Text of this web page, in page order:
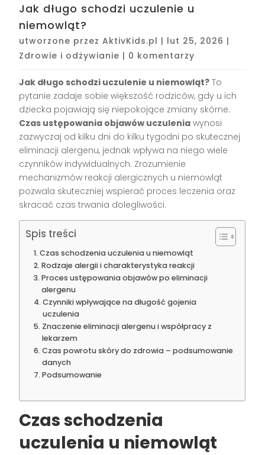
Jak długo schodzi uczulenie u
niemowląt?
utworzone przezAktivKids.pl | lut 25, 2026 |
Zdrowie i odżywianie | 0 komentarzy
Jak długo schodzi uczulenie u niemowląt? To
pytanie zadaje sobie większość rodziców, gdy u ich
dziecka pojawiają się niepokojące zmiany skórne.
Czas ustępowania objawów uczulenia wynosi
zazwyczaj od kilku dni do kilku tygodni po skutecznej
eliminacji alergenu, jednak wpływa na niego wiele
czynników indywidualnych. Zrozumienie
mechanizmów reakcji alergicznych u niemowląt
pozwala skuteczniej wspierać proces leczenia oraz
skracać czas trwania dolegliwości.
Spis treści
Czas schodzenia uczulenia u niemowląt
Rodzaje alergii i charakterystyka reakcji
Proces ustępowania objawów po eliminacji
alergenu
Czynniki wpływające na długość gojenia
uczulenia
Znaczenie eliminacji alergenu i współpracy z
lekarzem
Czas powrotu skóry do zdrowia – podsumowanie
danych
Podsumowanie
Czas schodzenia
uczulenia u niemowląt